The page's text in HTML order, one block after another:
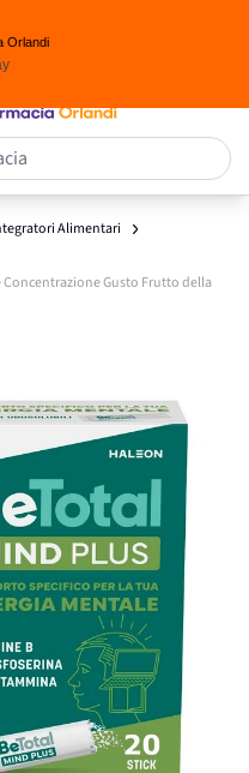
Orlandi
Alimentari
Gusto Frutto della